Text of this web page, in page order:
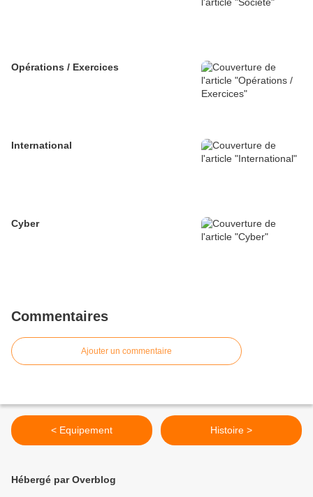
Opérations / Exercices
International
Cyber
Commentaires
Ajouter un commentaire
< Equipement Histoire >
Hébergé par Overblog